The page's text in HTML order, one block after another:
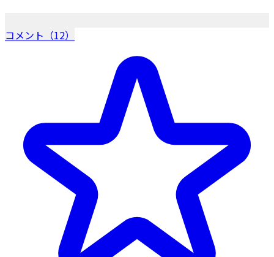
コメント（12）